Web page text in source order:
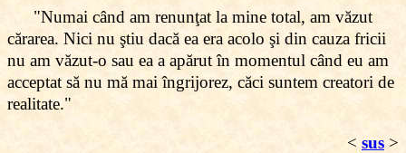
"Numai când am renunţat la mine total, am văzut
cărarea. Nici nu ştiu dacă ea era acolo şi din cauza fricii
nu am văzut-o sau ea a apărut în momentul când eu am
acceptat să nu mă mai îngrijorez, căci suntem creatori de
realitate."
< sus >